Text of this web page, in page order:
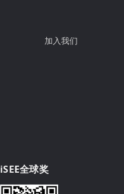
加入我们
iSEE全球奖